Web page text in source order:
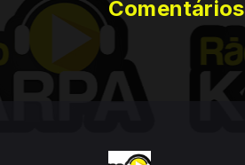
Comentários